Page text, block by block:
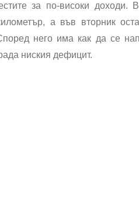
за по-високи доходи.
а във вторник
него има как да се
ниския дефицит.